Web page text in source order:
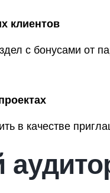
клиентов
с бонусами от
в качестве